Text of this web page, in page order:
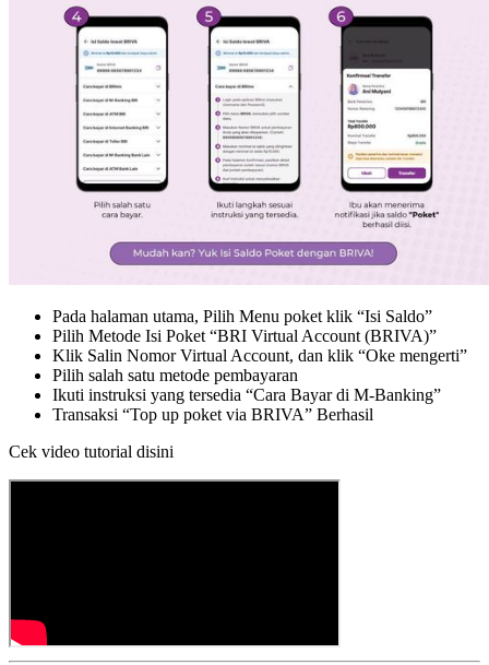
Pada halaman utama, Pilih Menu poket klik “Isi Saldo”
Pilih Metode Isi Poket “BRI Virtual Account (BRIVA)”
Klik Salin Nomor Virtual Account, dan klik “Oke mengerti”
Pilih salah satu metode pembayaran
Ikuti instruksi yang tersedia “Cara Bayar di M-Banking”
Transaksi “Top up poket via BRIVA” Berhasil
Cek video tutorial disini